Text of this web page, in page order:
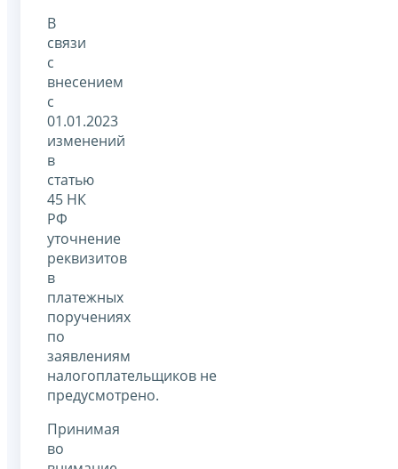
В
связи
с
внесением
с
01.01.2023
изменений
в
статью
45 НК
РФ
уточнение
реквизитов
в
платежных
поручениях
по
заявлениям
налогоплательщиков не
предусмотрено.
Принимая
во